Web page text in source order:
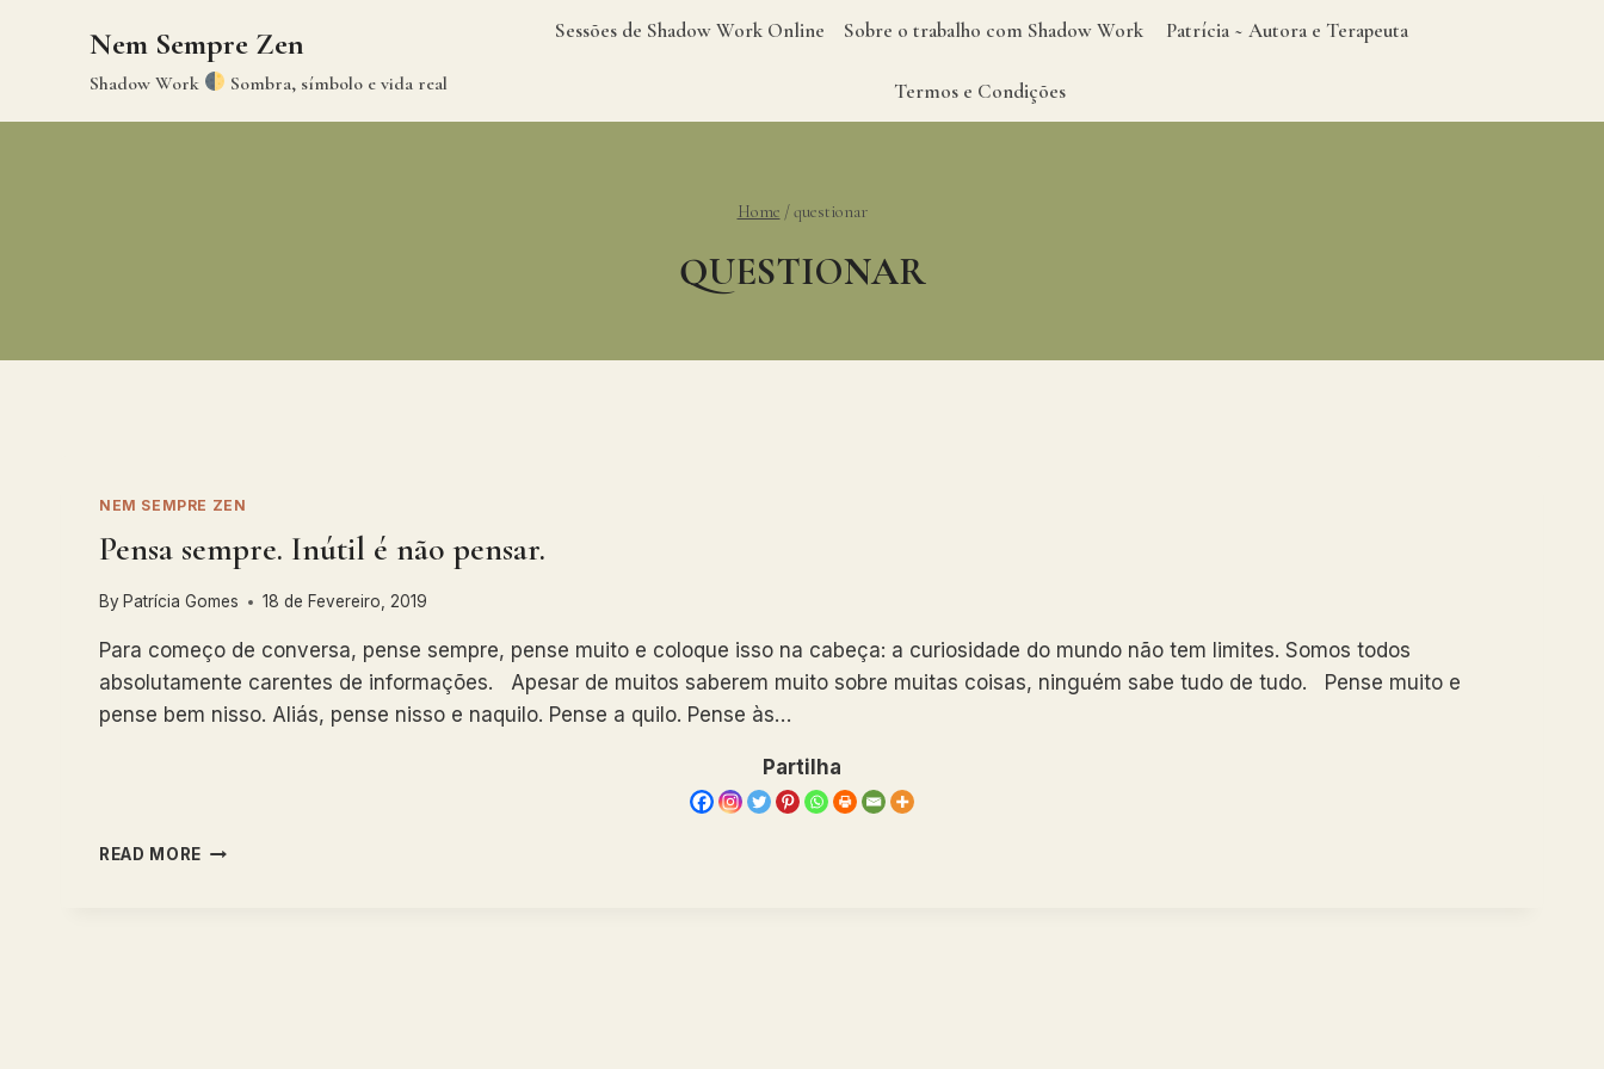
Nem Sempre Zen
Shadow Work Sombra, símbolo e vida real
Sessões de Shadow Work Online Sobre o trabalho com Shadow Work Patrícia ~ Autora e Terapeuta
Termos e Condições
Home / questionar
QUESTIONAR
NEM SEMPRE ZEN
Pensa sempre. Inútil é não pensar.
By Patrícia Gomes 18 de Fevereiro, 2019
Para começo de conversa, pense sempre, pense muito e coloque isso na cabeça: a curiosidade do mundo não tem limites. Somos todos
absolutamente carentes de informações. Apesar de muitos saberem muito sobre muitas coisas, ninguém sabe tudo de tudo. Pense muito e
pense bem nisso. Aliás, pense nisso e naquilo. Pense a quilo. Pense às…
Partilha
READ MORE PENSA